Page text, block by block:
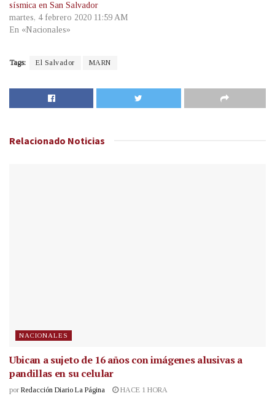
sísmica en San Salvador
martes, 4 febrero 2020 11:59 AM
En «Nacionales»
Tags: El Salvador MARN
Relacionado Noticias
NACIONALES
Ubican a sujeto de 16 años con imágenes alusivas a
pandillas en su celular
por Redacción Diario La Página HACE 1 HORA